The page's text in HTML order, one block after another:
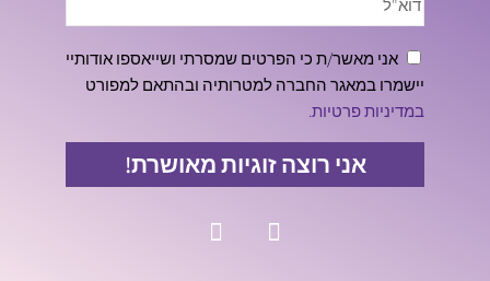
אני מאשר/ת כי הפרטים שמסרתי ושייאספו אודותיי
יישמרו במאגר החברה למטרותיה ובהתאם למפורט
במדיניות פרטיות.
אני רוצה זוגיות מאושרת!